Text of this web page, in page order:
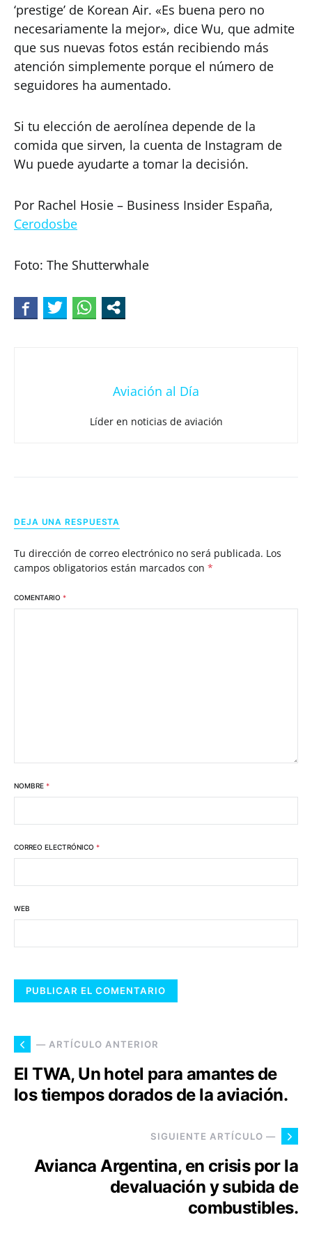
‘prestige’ de Korean Air. «Es buena pero no
necesariamente la mejor», dice Wu, que admite
que sus nuevas fotos están recibiendo más
atención simplemente porque el número de
seguidores ha aumentado.
Si tu elección de aerolínea depende de la
comida que sirven, la cuenta de Instagram de
Wu puede ayudarte a tomar la decisión.
Por Rachel Hosie – Business Insider España,
Cerodosbe
Foto: The Shutterwhale
Aviación al Día
Líder en noticias de aviación
DEJA UNA RESPUESTA
Tu dirección de correo electrónico no será publicada. Los
campos obligatorios están marcados con *
COMENTARIO *
NOMBRE *
CORREO ELECTRÓNICO *
WEB
— ARTÍCULO ANTERIOR
El TWA, Un hotel para amantes de
los tiempos dorados de la aviación.
SIGUIENTE ARTÍCULO —
Avianca Argentina, en crisis por la
devaluación y subida de
combustibles.